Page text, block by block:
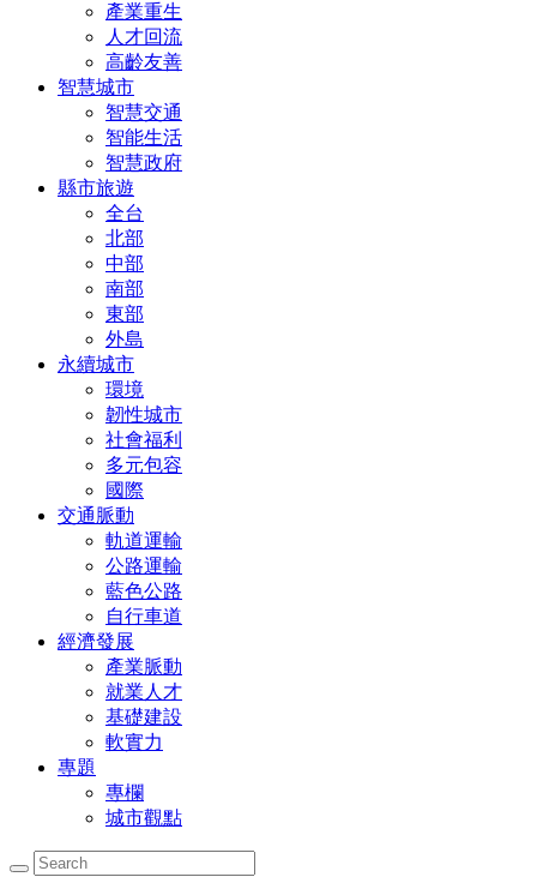
產業重生
人才回流
高齡友善
智慧城市
智慧交通
智能生活
智慧政府
縣市旅遊
全台
北部
中部
南部
東部
外島
永續城市
環境
韌性城市
社會福利
多元包容
國際
交通脈動
軌道運輸
公路運輸
藍色公路
自行車道
經濟發展
產業脈動
就業人才
基礎建設
軟實力
專題
專欄
城市觀點